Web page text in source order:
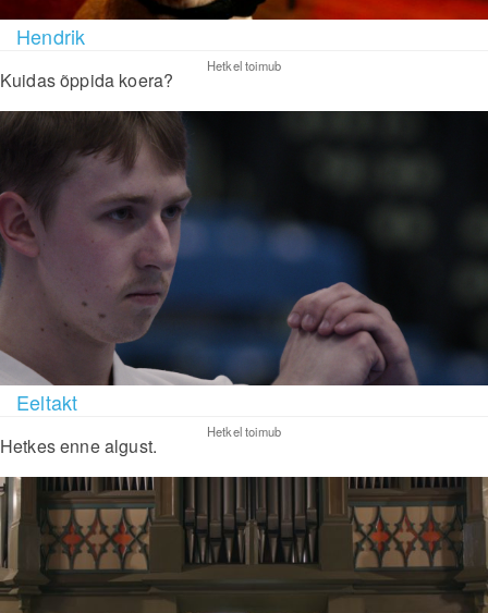
Hendrik
Hetkel toimub
Kuidas õppida koera?
Eeltakt
Hetkel toimub
Hetkes enne algust.